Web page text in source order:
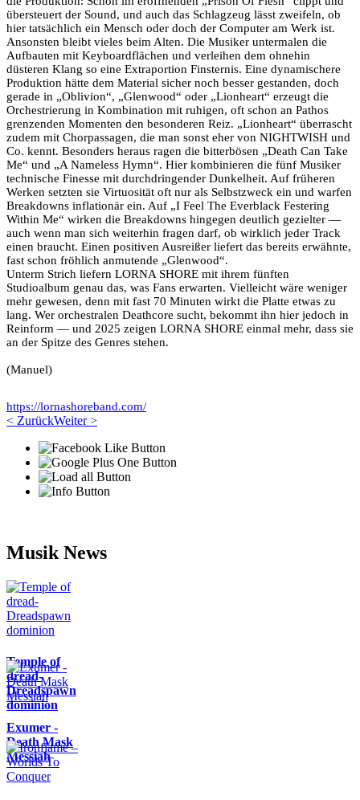
übersteuert der Sound, und auch das Schlagzeug lässt zweifeln, ob
hier tatsächlich ein Mensch oder doch der Computer am Werk ist.
Ansonsten bleibt vieles beim Alten. Die Musiker untermalen die
Aufbauten mit Keyboardflächen und verleihen dem ohnehin
düsteren Klang so eine Extraportion Finsternis. Eine dynamischere
Produktion hätte dem Material sicher noch besser gestanden, doch
gerade in „Oblivion“, „Glenwood“ oder „Lionheart“ erzeugt die
Orchestrierung in Kombination mit ruhigen, oft schon an Pathos
grenzenden Momenten den besonderen Reiz. „Lionheart“ überrascht
zudem mit Chorpassagen, die man sonst eher von NIGHTWISH und
Co. kennt. Besonders heraus ragen die bitterbösen „Death Can Take
Me“ und „A Nameless Hymn“. Hier kombinieren die fünf Musiker
technische Finesse mit durchdringender Dunkelheit. Auf früheren
Werken setzten sie Virtuosität oft nur als Selbstzweck ein und warfen
Breakdowns inflationär ein. Auf „I Feel The Everblack Festering
Within Me“ wirken die Breakdowns hingegen deutlich gezielter —
auch wenn man sich weiterhin fragen darf, ob wirklich jeder Track
einen braucht. Einen positiven Ausreißer liefert das bereits erwähnte,
fast schon fröhlich anmutende „Glenwood“.
Unterm Strich liefern LORNA SHORE mit ihrem fünften
Studioalbum genau das, was Fans erwarten. Vielleicht wäre weniger
mehr gewesen, denn mit fast 70 Minuten wirkt die Platte etwas zu
lang. Wer orchestralen Deathcore sucht, bekommt ihn hier jedoch in
Reinform — und 2025 zeigen LORNA SHORE einmal mehr, dass sie
an der Spitze des Genres stehen.
(Manuel)
https://lornashoreband.com/
< ZurückWeiter >
Musik News
Temple of
dread-
Dreadspawn
dominion
Exumer -
Death Mask
Messiah